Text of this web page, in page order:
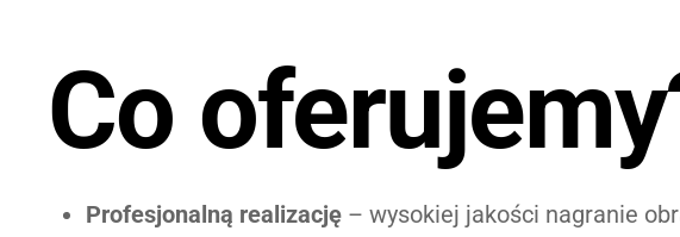
Co
Profesjonalną realizację – wysokiej jakości nagranie